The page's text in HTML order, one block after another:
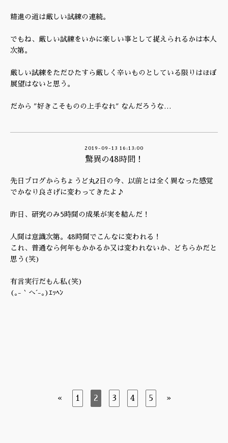
精進の道は厳しい試練の連続。
でもね、厳しい試練をいかに楽しい事として捉えられるかは本人
次第。
厳しい試練をただひたすら厳しく辛いものとしている限りはほぼ
展望はないと思う。
だから ″好きこそものの上手なれ″ なんだろうな…
2019-09-13 16:13:00
驚異の48時間！
先日ブログからちょうど丸2日の今、以前とは全く異なった感覚
でかなり良さげに変わってきたよ♪
昨日、研究のみ5時間の成果が実を結んだ！
人間は意識次第。48時間でこんなに変われる！
これ、普通なら何年もかかるか又は変われないか、どちらかだと
思う(笑)
有言実行だもん私(笑)
(｡-｀へ´-｡)ｴｯﾍﾝ
« 1 2 3 4 5 »